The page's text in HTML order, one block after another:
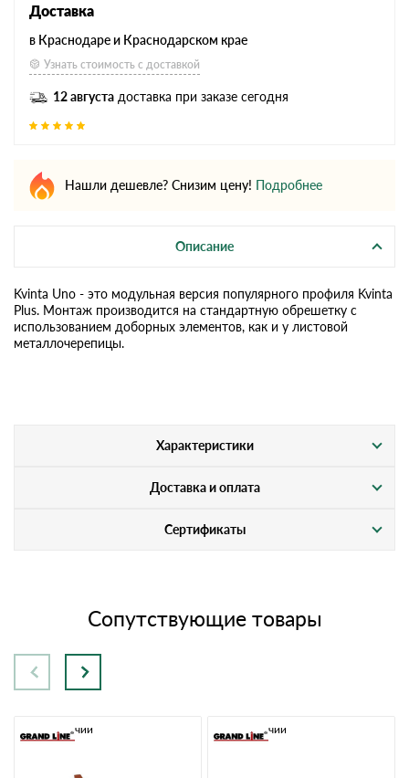
Доставка
в Краснодаре и Краснодарском крае
Узнать стоимость с доставкой
12 августа доставка при заказе сегодня
Нашли дешевле? Снизим цену! Подробнее
Описание
Kvinta Uno - это модульная версия популярного профиля Kvinta
Plus. Монтаж производится на стандартную обрешетку с
использованием доборных элементов, как и у листовой
металлочерепицы.
Характеристики
Доставка и оплата
Сертификаты
Сопутствующие товары
В наличии В наличии